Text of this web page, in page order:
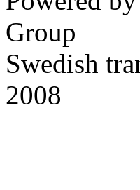
Group
Swedish
2008